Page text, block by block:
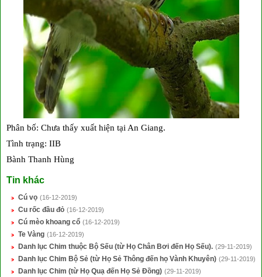
Phân bố: Chưa thấy xuất hiện tại An Giang.
Tình trạng: IIB
Bành Thanh Hùng
Tin khác
Cú vọ (16-12-2019)
Cu rốc đầu đỏ (16-12-2019)
Cú mèo khoang cổ (16-12-2019)
Te Vàng (16-12-2019)
Danh lục Chim thuộc Bộ Sếu (từ Họ Chân Bơi đến Họ Sếu). (29-11-2019)
Danh lục Chim Bộ Sẻ (từ Họ Sẻ Thông đến họ Vành Khuyên) (29-11-2019)
Danh lục Chim (từ Họ Quạ đến Họ Sẻ Đồng) (29-11-2019)